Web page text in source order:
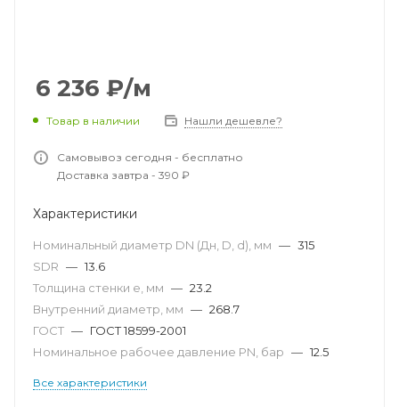
6 236 ₽/м
Товар в наличии Нашли дешевле?
Самовывоз сегодня - бесплатно
Доставка завтра - 390 ₽
Характеристики
Номинальный диаметр DN (Дн, D, d), мм — 315
SDR — 13.6
Толщина стенки e, мм — 23.2
Внутренний диаметр, мм — 268.7
ГОСТ — ГОСТ 18599-2001
Номинальное рабочее давление PN, бар — 12.5
Все характеристики